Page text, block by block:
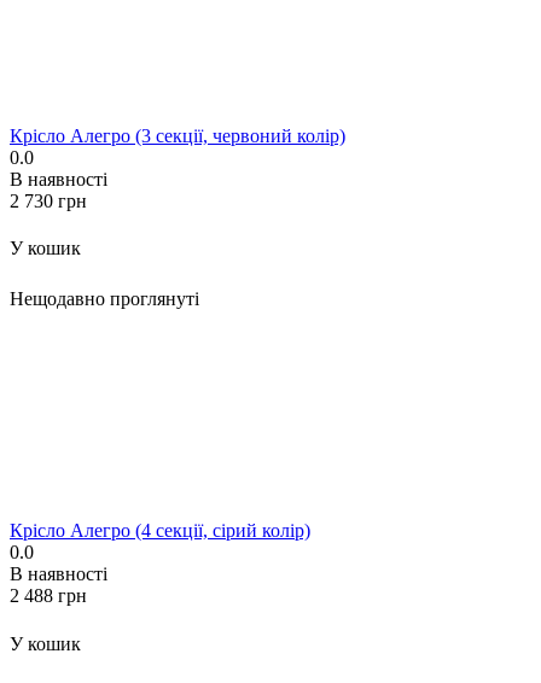
Крісло Алегро (3 секції, червоний колір)
0.0
В наявності
‍2 730‍ грн
У кошик
Нещодавно проглянуті
Крісло Алегро (4 секції, сірий колір)
0.0
В наявності
‍2 488‍ грн
У кошик